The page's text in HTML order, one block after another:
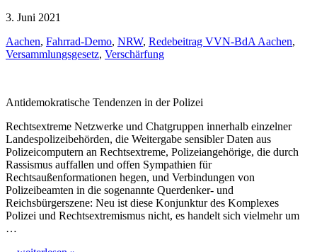
3. Juni 2021
Aachen, Fahrrad-Demo, NRW, Redebeitrag VVN-BdA Aachen,
Versammlungsgesetz, Verschärfung
Antidemokratische Tendenzen in der Polizei
Rechtsextreme Netzwerke und Chatgruppen innerhalb einzelner
Landespolizeibehörden, die Weitergabe sensibler Daten aus
Polizeicomputern an Rechtsextreme, Polizeiangehörige, die durch
Rassismus auffallen und offen Sympathien für
Rechtsaußenformationen hegen, und Verbindungen von
Polizeibeamten in die sogenannte Querdenker- und
Reichsbürgerszene: Neu ist diese Konjunktur des Komplexes
Polizei und Rechtsextremismus nicht, es handelt sich vielmehr um
…